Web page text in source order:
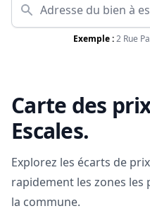
Exemple :2 Rue
Carte des
Escales.
Explorez les écarts de
rapidement les zones
la commune.